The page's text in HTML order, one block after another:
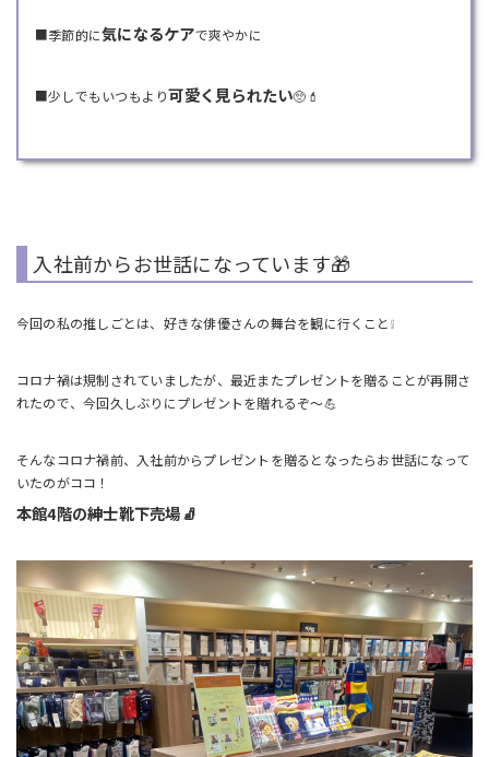
■季節的に気になるケアで爽やかに
■少しでもいつもより可愛く見られたい🥺💄
入社前からお世話になっています🎁
今回の私の推しごとは、好きな俳優さんの舞台を観に行くこと❕
コロナ禍は規制されていましたが、最近またプレゼントを贈ることが再開さ
れたので、今回久しぶりにプレゼントを贈れるぞ～💪
そんなコロナ禍前、入社前からプレゼントを贈るとなったらお世話になって
いたのがココ！
本館4階の紳士靴下売場🧦